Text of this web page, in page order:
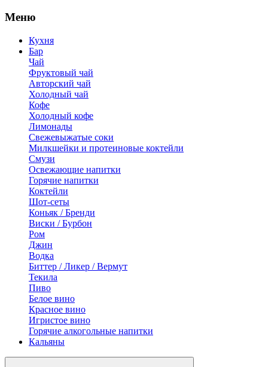
Меню
Кухня
Бар
Чай
Фруктовый чай
Авторский чай
Холодный чай
Кофе
Холодный кофе
Лимонады
Свежевыжатые соки
Милкшейки и протеиновые коктейли
Смузи
Освежающие напитки
Горячие напитки
Коктейли
Шот-сеты
Коньяк / Бренди
Виски / Бурбон
Ром
Джин
Водка
Биттер / Ликер / Вермут
Текила
Пиво
Белое вино
Красное вино
Игристое вино
Горячие алкогольные напитки
Кальяны